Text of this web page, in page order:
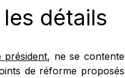
détails
président, ne se contente
de réforme proposés